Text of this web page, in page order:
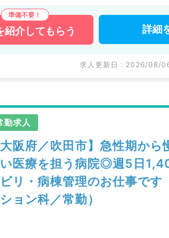
紹介してもらう 詳細
求人更新日 : 2026/08/
勤求人
大阪府／吹田市】急性期から
医療を担う病院◎週5日
リ・病棟管理のお仕事です
ョン科／常勤）